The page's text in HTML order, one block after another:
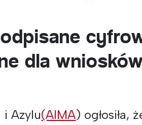
dla
Azylu(AIMA) ogłosiła,